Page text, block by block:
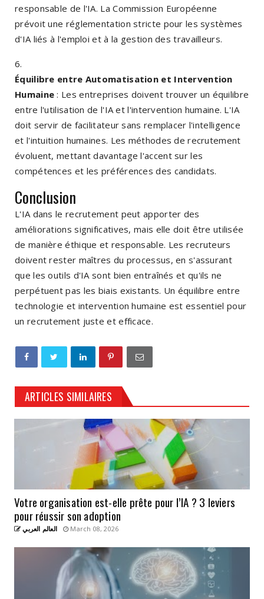
responsable de l'IA. La Commission Européenne
prévoit une réglementation stricte pour les systèmes
d'IA liés à l'emploi et à la gestion des travailleurs.
Équilibre entre Automatisation et Intervention
Humaine : Les entreprises doivent trouver un équilibre
entre l'utilisation de l'IA et l'intervention humaine. L'IA
doit servir de facilitateur sans remplacer l'intelligence
et l'intuition humaines. Les méthodes de recrutement
évoluent, mettant davantage l'accent sur les
compétences et les préférences des candidats.
Conclusion
L'IA dans le recrutement peut apporter des
améliorations significatives, mais elle doit être utilisée
de manière éthique et responsable. Les recruteurs
doivent rester maîtres du processus, en s'assurant
que les outils d'IA sont bien entraînés et qu'ils ne
perpétuent pas les biais existants. Un équilibre entre
technologie et intervention humaine est essentiel pour
un recrutement juste et efficace.
ARTICLES SIMILAIRES
Votre organisation est-elle prête pour l’IA ? 3 leviers
pour réussir son adoption
العالم العربي March 08, 2026